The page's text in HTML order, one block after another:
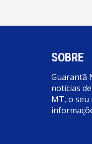
SOBRE
Guarantã
notícias
MT, o